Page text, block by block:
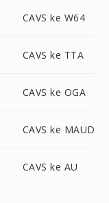
CAVS ke W64
CAVS ke TTA
CAVS ke OGA
CAVS ke MAUD
CAVS ke AU